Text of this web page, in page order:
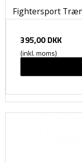
Fightersport
395,00 DKK
(inkl. moms)